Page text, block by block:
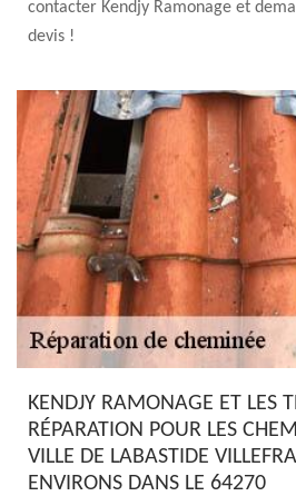
contacter Kendjy Ramonage et
devis !
KENDJY RAMONAGE ET LES
RÉPARATION POUR LES
VILLE DE LABASTIDE
ENVIRONS DANS LE 64270